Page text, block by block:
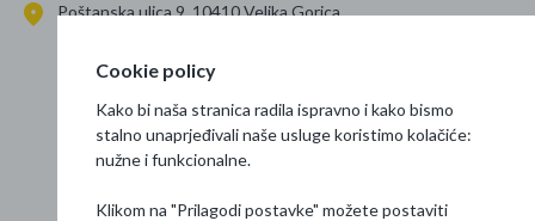
Poštanska ulica 9, 10410 Velika Gorica
Prati nas
Cookie policy
Kako bi naša stranica radila ispravno i kako bismo
stalno unaprjeđivali naše usluge koristimo kolačiće:
nužne i funkcionalne.
Klikom na "Prilagodi postavke" možete postaviti